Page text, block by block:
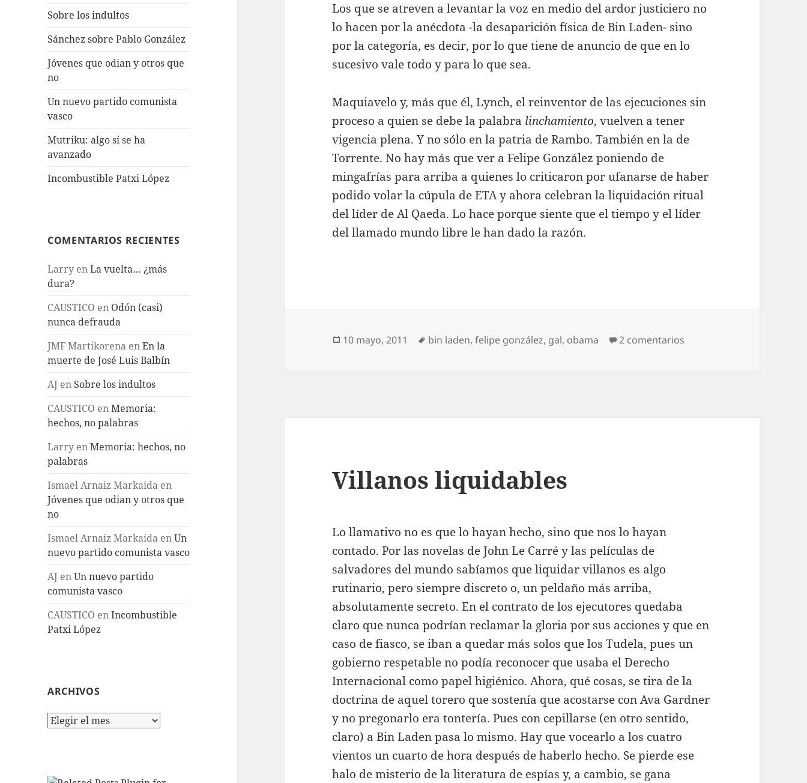
Sobre los indultos
Sánchez sobre Pablo González
Jóvenes que odian y otros que
no
Un nuevo partido comunista
vasco
Mutriku: algo sí se ha
avanzado
Incombustible Patxi López
COMENTARIOS RECIENTES
Larry enLa vuelta… ¿más
dura?
CAUSTICO en Odón (casi)
nunca defrauda
JMF Martikorena enEn la
muerte de José Luis Balbín
AJ en Sobre los indultos
CAUSTICO enMemoria:
hechos, no palabras
Larry enMemoria: hechos, no
palabras
Ismael Arnaiz Markaida en
Jóvenes que odian y otros que
no
Ismael Arnaiz Markaida enUn
nuevo partido comunista vasco
AJ enUn nuevo partido
comunista vasco
CAUSTICO enIncombustible
Patxi López
ARCHIVOS
Archivos
Los que se atreven a levantar la voz en medio del ardor justiciero no
lo hacen por la anécdota -la desaparición física de Bin Laden- sino
por la categoría, es decir, por lo que tiene de anuncio de que en lo
sucesivo vale todo y para lo que sea.
Maquiavelo y, más que él, Lynch, el reinventor de las ejecuciones sin
proceso a quien se debe la palabra linchamiento, vuelven a tener
vigencia plena. Y no sólo en la patria de Rambo. También en la de
Torrente. No hay más que ver a Felipe González poniendo de
mingafrías para arriba a quienes lo criticaron por ufanarse de haber
podido volar la cúpula de ETA y ahora celebran la liquidación ritual
del líder de Al Qaeda. Lo hace porque siente que el tiempo y el líder
del llamado mundo libre le han dado la razón.
Publicado
10 mayo, 2011 Etiquetas
bin laden,felipe gonzález, gal, obama 2 comentarios
Villanos liquidables
Lo llamativo no es que lo hayan hecho, sino que nos lo hayan
contado. Por las novelas de John Le Carré y las películas de
salvadores del mundo sabíamos que liquidar villanos es algo
rutinario, pero siempre discreto o, un peldaño más arriba,
absolutamente secreto. En el contrato de los ejecutores quedaba
claro que nunca podrían reclamar la gloria por sus acciones y que en
caso de fiasco, se iban a quedar más solos que los Tudela, pues un
gobierno respetable no podía reconocer que usaba el Derecho
Internacional como papel higiénico. Ahora, qué cosas, se tira de la
doctrina de aquel torero que sostenía que acostarse con Ava Gardner
y no pregonarlo era tontería. Pues con cepillarse (en otro sentido,
claro) a Bin Laden pasa lo mismo. Hay que vocearlo a los cuatro
vientos un cuarto de hora después de haberlo hecho. Se pierde ese
halo de misterio de la literatura de espías y, a cambio, se gana